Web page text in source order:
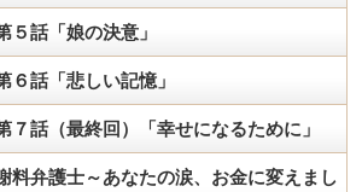
話「娘の決意」
話「悲しい記憶」
話（最終回）「幸せになるために」
料弁護士～あなたの涙、お金に変えまし